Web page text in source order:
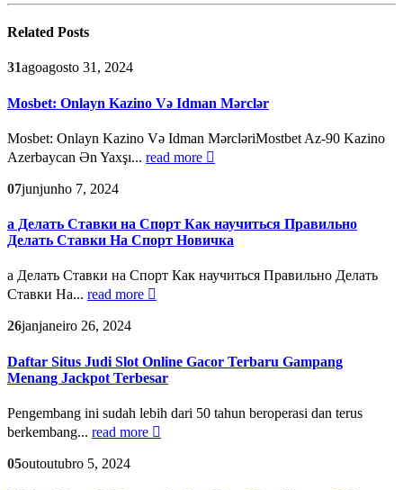
Related Posts
31agoagosto 31, 2024
Mosbet: Onlayn Kazino Və Idman Mərclər
Mosbet: Onlayn Kazino Və Idman MərcləriMostbet Az-90 Kazino
Azerbaycan Ən Yaxşı... read more
07junjunho 7, 2024
а Делать Ставки на Спорт Как научиться Правильно
Делать Ставки На Спорт Новичка
а Делать Ставки на Спорт Как научиться Правильно Делать
Ставки На... read more
26janjaneiro 26, 2024
Daftar Situs Judi Slot Online Gacor Terbaru Gampang
Menang Jackpot Terbesar
Pengembang ini sudah lebih dari 50 tahun beroperasi dan terus
berkembang... read more
05outoutubro 5, 2024